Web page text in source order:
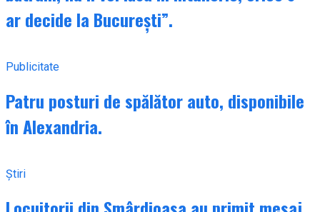
ar decide la București”.
Publicitate
Patru posturi de spălător auto, disponibile
în Alexandria.
Știri